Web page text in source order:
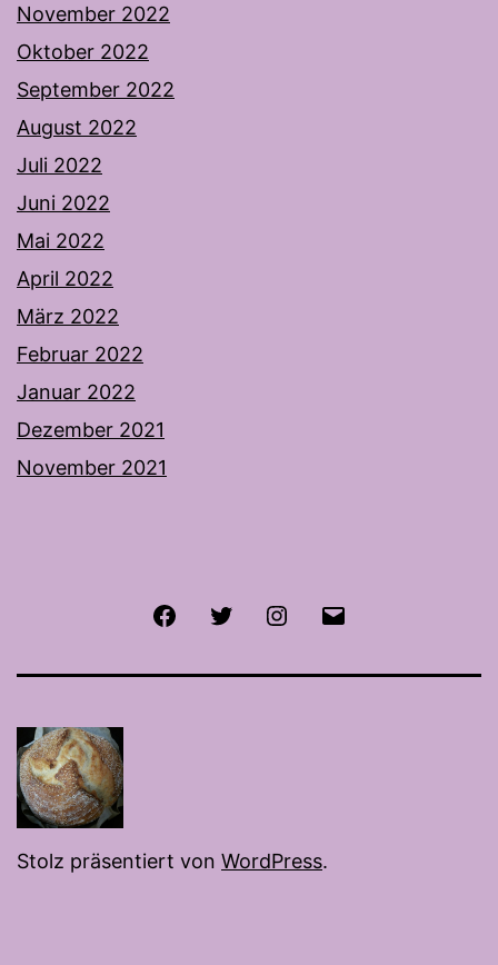
November 2022
Oktober 2022
September 2022
August 2022
Juli 2022
Juni 2022
Mai 2022
April 2022
März 2022
Februar 2022
Januar 2022
Dezember 2021
November 2021
FacebookTwitter Instagram
Stolz präsentiert von WordPress.